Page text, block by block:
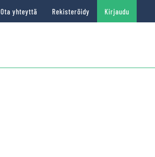
Ota yhteyttä Rekisteröidy Kirjaudu